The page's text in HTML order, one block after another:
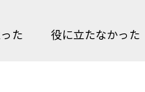
た 役に立たなかった